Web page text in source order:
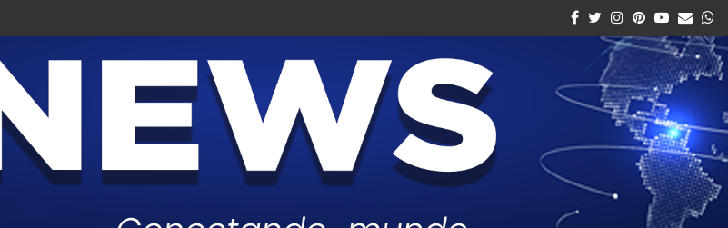
Facebook
Twitter
Instagram
Pinterest
Youtube
Email